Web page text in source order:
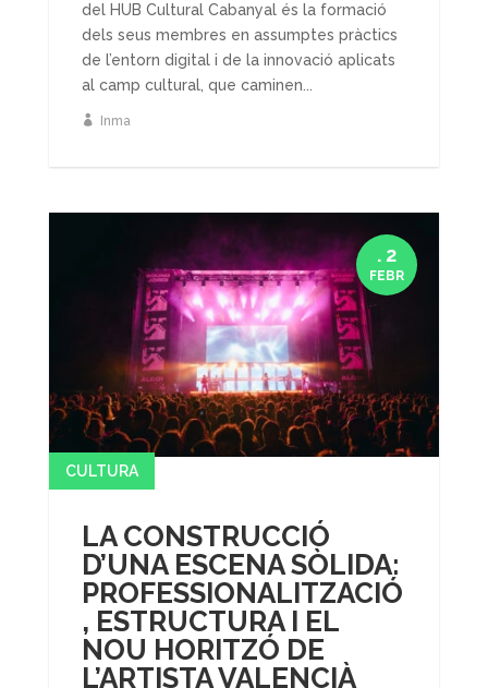
del HUB Cultural Cabanyal és la formació
dels seus membres en assumptes pràctics
de l’entorn digital i de la innovació aplicats
al camp cultural, que caminen...
Inma
LA CONSTRUCCIÓ
D’UNA ESCENA SÒLIDA:
PROFESSIONALITZACIÓ
, ESTRUCTURA I EL
NOU HORITZÓ DE
L’ARTISTA VALENCIÀ
CULTURA
. 2
FEBR